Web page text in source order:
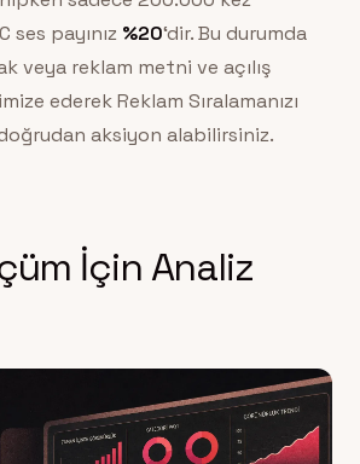
ses payınız %20‘dir. Bu durumda
veya reklam metni ve açılış
ederek Reklam Sıralamanızı
aksiyon alabilirsiniz.
İçin Analiz